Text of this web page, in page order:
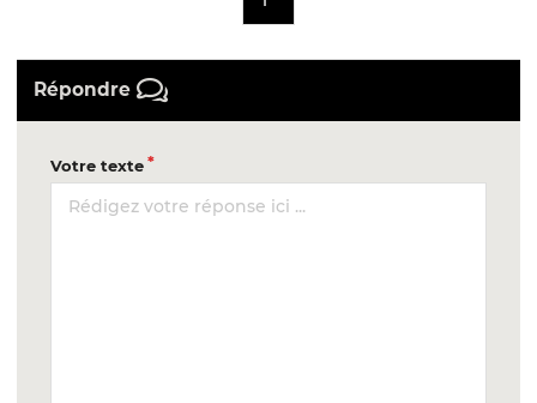
Répondre
Votre texte